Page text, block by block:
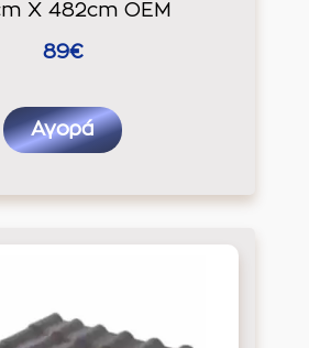
Χ 482cm ΟΕΜ
89€
Αγορά